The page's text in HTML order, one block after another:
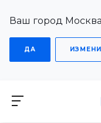
Ваш город
ДА